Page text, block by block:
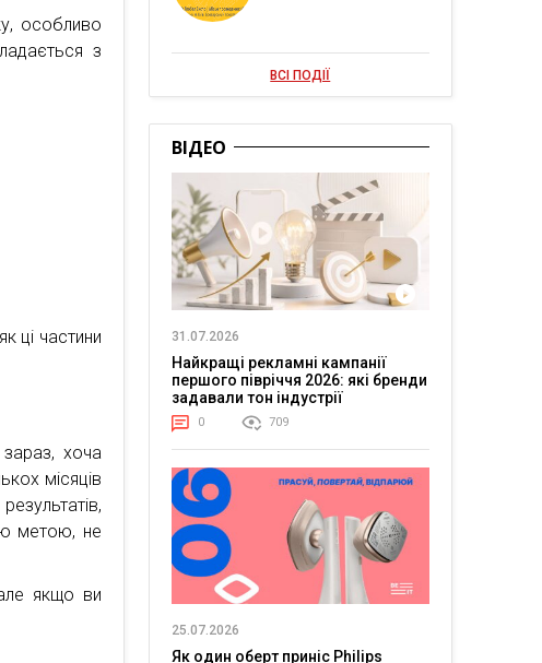
особливо
з
ці частини
хоча
місяців
метою, не
якщо ви
ВСІ ПОДІЇ
ВІДЕО
31.07.2026
Найкращі рекламні кампанії
першого півріччя 2026: які бренди
задавали тон індустрії
0 709
25.07.2026
Як один оберт приніс Philips